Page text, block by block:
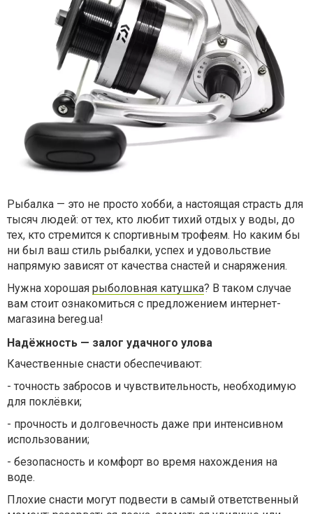
Рыбалка — это не просто хобби, а настоящая страсть для
тысяч людей: от тех, кто любит тихий отдых у воды, до
тех, кто стремится к спортивным трофеям. Но каким бы
ни был ваш стиль рыбалки, успех и удовольствие
напрямую зависят от качества снастей и снаряжения.
Нужна хорошая рыболовная катушка? В таком случае
вам стоит ознакомиться с предложением интернет-
магазина bereg.ua!
Надёжность — залог удачного улова
Качественные снасти обеспечивают:
- точность забросов и чувствительность, необходимую
для поклёвки;
- прочность и долговечность даже при интенсивном
использовании;
- безопасность и комфорт во время нахождения на
воде.
Плохие снасти могут подвести в самый ответственный